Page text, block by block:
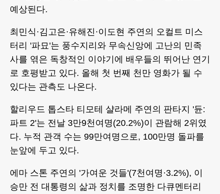
예상된다.
최민식·김고은·유해진·이도현 주연의 오컬트 미스
터리 '파묘'는 풍수지리와 무속신앙에 고난의 민족
사를 엮은 독창적인 이야기에 배우들의 뛰어난 연기
로 호평받고 있다. 올해 첫 번째 천만 영화가 될 수
있다는 관측도 나온다.
할리우드 톱스타 티모테 샬라메 주연의 판타지 '듄:
파트 2'는 전날 3만9천여명(20.2%)이 관람해 2위였
다. 누적 관객 수는 99만여명으로, 100만명 돌파를
눈앞에 두고 있다.
에마 스톤 주연의 '가여운 것들'(7천여명·3.2%), 이
승만 전 대통령의 삶과 정치를 조명한 다큐멘터리